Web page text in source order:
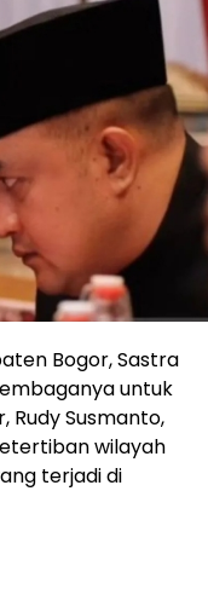
Bogor, Sastra
untuk
Rudy Susmanto,
wilayah
terjadi di